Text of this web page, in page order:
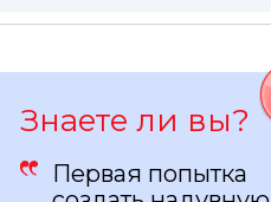
Знаете ли вы?
Первая попытка